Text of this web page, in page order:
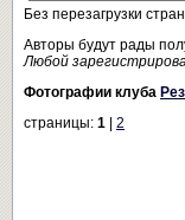
Без перезагрузки
Авторы будут рады
Любой
Фотографии клуба
страницы: 1 2